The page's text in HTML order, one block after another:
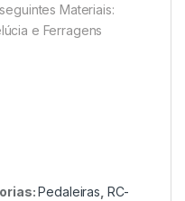
YAMAHA
Materiais:
e Ferragens
Pedaleiras RC-